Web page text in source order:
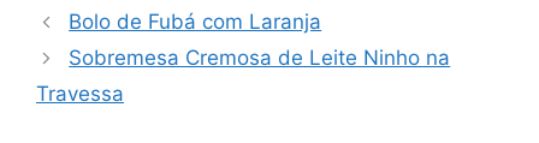
Bolo de Fubá com Laranja
Sobremesa Cremosa de Leite Ninho na
Travessa